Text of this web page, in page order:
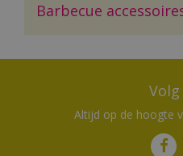
Barbecue
Volg
Altijd op de hoogte